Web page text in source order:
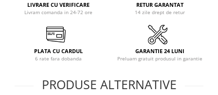
Betoniere si vibratoare beton
Generatoare
Produse uz casnic
LIVRARE CU VERIFICARE
Livram comanda in 24-72 ore
RETUR GARANTAT
14 zile drept de retur
PLATA CU CARDUL
6 rate fara dobanda
GARANTIE 24 LUNI
Preluam gratuit produsul in garantie
PRODUSE ALTERNATIVE